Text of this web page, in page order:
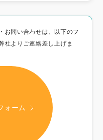
お問い合わせは、以下のフ
社よりご連絡差し上げま
ォーム